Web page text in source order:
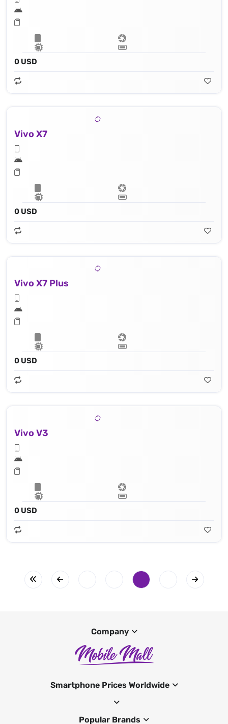
0 USD
Vivo X7
0 USD
Vivo X7 Plus
0 USD
Vivo V3
0 USD
Company
Smartphone Prices Worldwide
Popular Brands